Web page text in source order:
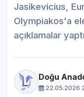
Jasikevicius,
Olympiakos'a
açıklamalar
Doğu
22.05.2026